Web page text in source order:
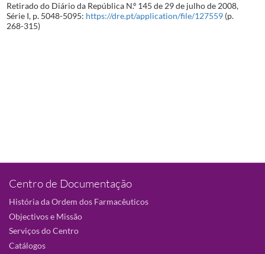
Retirado do Diário da República N.º 145 de 29 de julho de 2008,
Série I, p. 5048-5095: https://dre.pt/application/file/127559(p.
268-315)
Centro de Documentação
História da Ordem dos Farmacêuticos
Objectivos e Missão
Serviços do Centro
Catálogos